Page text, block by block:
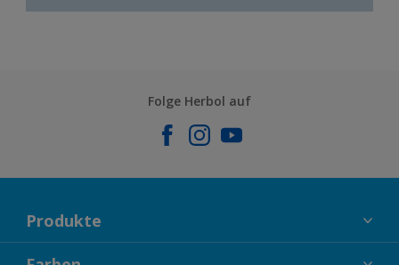
Folge Herbol auf
Produkte
FASSADENFARBEN